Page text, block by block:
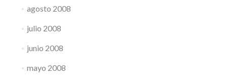
agosto 2008
julio 2008
junio 2008
mayo 2008